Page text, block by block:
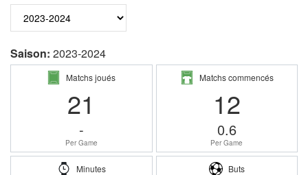
Saison: 2023-2024
Matchs joués
21
-
Per Game
Matchs commencés
12
0.6
Per Game
Minutes Buts